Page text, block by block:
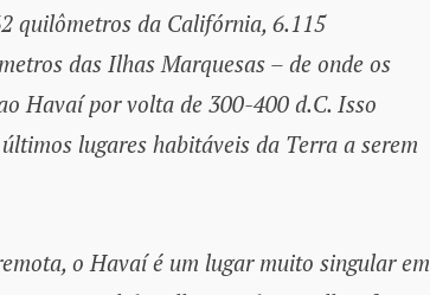
quilômetros da Califórnia, 6.115
das Ilhas Marquesas – de onde os
Havaí por volta de 300-400 d.C. Isso
lugares habitáveis ​​da Terra a serem
o Havaí é um lugar muito singular em